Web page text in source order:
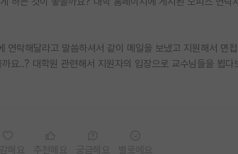
락해달라고 말씀하셔서 같이 메일을 보냈고 지원해서 면
요..? 대학원 관련해서 지원자의 입장으로 교수님들을 뵙다